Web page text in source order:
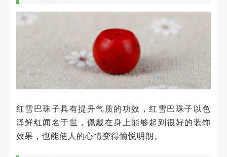
红雪巴珠子具有提升气质的功效，红雪巴珠子以色
泽鲜红闻名于世，佩戴在身上能够起到很好的装饰
效果，也能使人的心情变得愉悦明朗。